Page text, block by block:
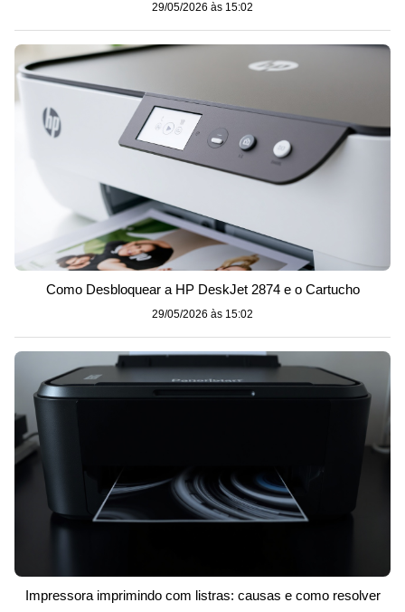
29/05/2026 às 15:02
Como Desbloquear a HP DeskJet 2874 e o Cartucho
29/05/2026 às 15:02
Impressora imprimindo com listras: causas e como resolver